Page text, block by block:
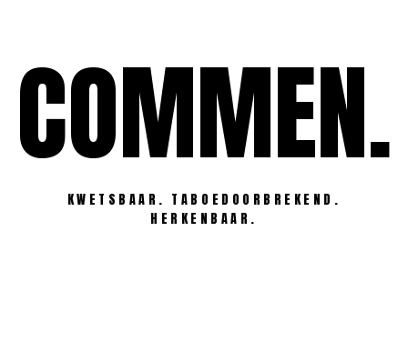
inhoudCOMMEN.
KWETSBAAR. TABOEDOORBREKEND.
HERKENBAAR.